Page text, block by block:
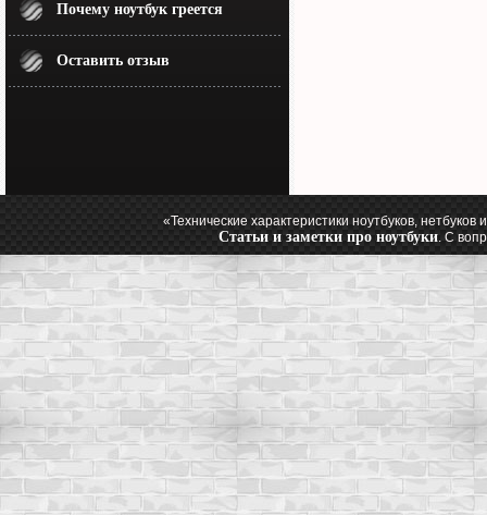
Почему ноутбук греется
Оставить отзыв
«Технические характеристики ноутбуков,
Статьи и заметки про ноутбуки. С